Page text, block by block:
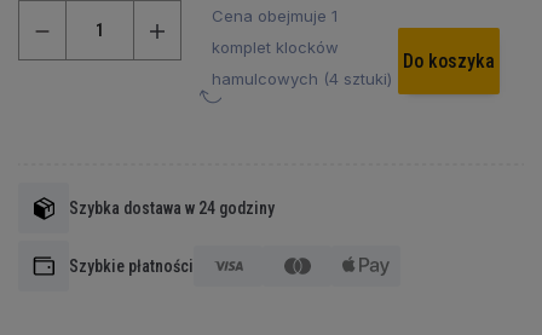
Cena obejmuje 1
komplet klocków
hamulcowych (4 sztuki)
Do koszyka
Szybka dostawa w 24 godziny
Szybkie płatności